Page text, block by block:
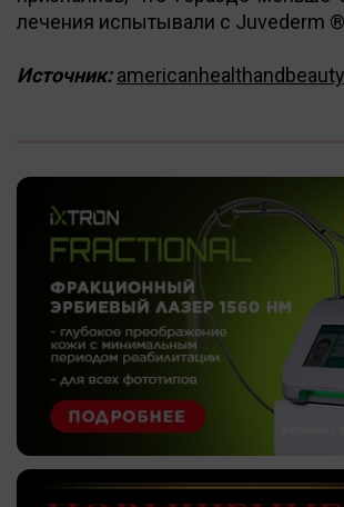
лечения испытывали с Juvederm ®
Источник: